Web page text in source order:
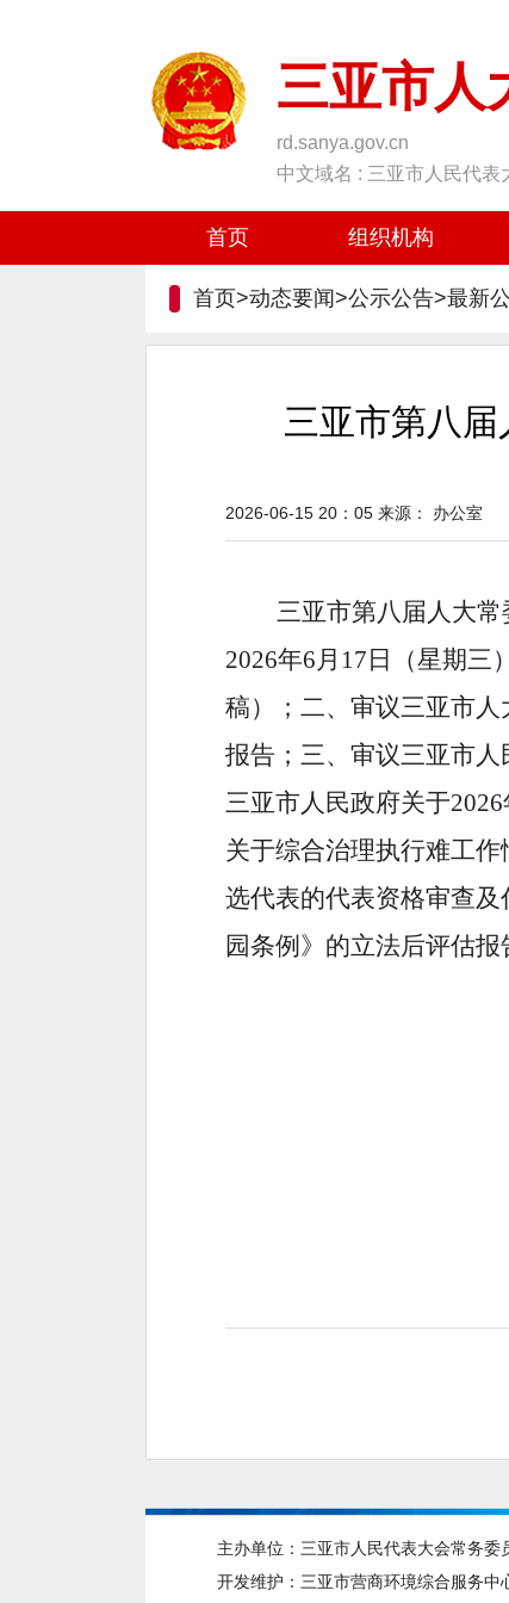
三亚市人
rd.sanya.gov.cn
中文域名 : 三亚市人民代
首页 组织机构
首页>动态要闻>公示公告>最新
三亚市第八
2026-06-15 20：05 来源： 办公室
三亚市第八届人大
2026年6月17日（星期三
稿）；二、审议三亚市
报告；三、审议三亚市
三亚市人民政府关于
关于综合治理执行难工
选代表的代表资格审查
园条例》的立法后评估报
主办单位：三亚市人民代表大会常务委
开发维护：三亚市营商环境综合服务中